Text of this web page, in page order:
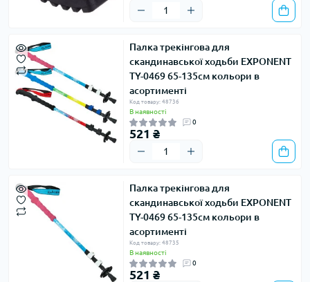
Палка трекінгова для
скандинавської ходьби EXPONENT
TY-0469 65-135см кольори в
асортименті
Код товару: 48736
В наявності
0
521 ₴
Палка трекінгова для
скандинавської ходьби EXPONENT
TY-0469 65-135см кольори в
асортименті
Код товару: 48735
В наявності
0
521 ₴